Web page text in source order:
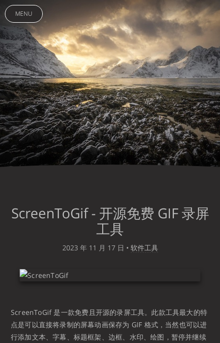
MENU
ScreenToGif - 开源免费 GIF 录屏
工具
2023 年 11 月 17 日 • 软件工具
ScreenToGif 是一款免费且开源的录屏工具。此款工具最大的特
点是可以直接将录制的屏幕动画保存为 GIF 格式，当然也可以进
行添加文本、字幕、标题框架、边框、水印、绘图，暂停并继续